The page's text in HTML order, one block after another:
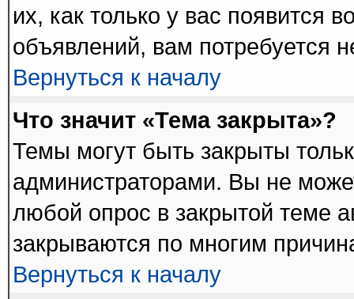
их, как только у вас появится
объявлений, вам потребуется
Вернуться к началу
Что значит «Тема закрыта»?
Темы могут быть закрыты
администраторами. Вы не
любой опрос в закрытой теме
закрываются по многим
Вернуться к началу